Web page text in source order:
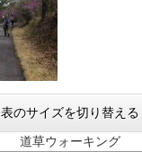
表のサイズを切り替える
道草ウォーキング